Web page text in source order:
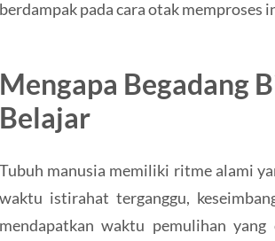
berdampak pada cara otak memproses
Mengapa Begadang
Belajar
Tubuh manusia memiliki ritme alami
waktu istirahat terganggu,
mendapatkan waktu pemulihan